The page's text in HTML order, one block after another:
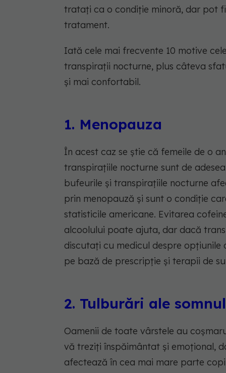
tratați ca o condiție minoră, dar pot
tratament.
Iată cele mai frecvente 10 motive
transpirații nocturne, plus câteva
și mai confortabil.
1. Menopauza
În acest caz se știe că femeile de o
transpirațiile nocturne sunt de
bufeurile și transpirațiile nocturne
prin menopauză și sunt o condiție
statisticile americane. Evitarea
alcoolului poate ajuta, dar dacă
discutați cu medicul despre opțiunile
pe bază de prescripție și terapii de
2. Tulburări ale
Oamenii de toate vârstele au
vă treziți înspăimântat și emoțional,
afectează în cea mai mare parte